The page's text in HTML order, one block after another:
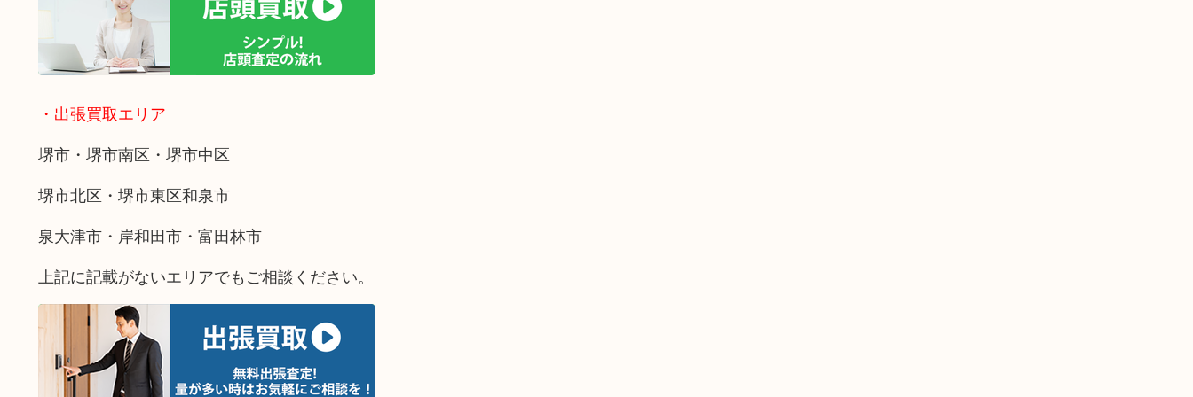
・出張買取エリア
堺市・堺市南区・堺市中区
堺市北区・堺市東区和泉市
泉大津市・岸和田市・富田林市
上記に記載がないエリアでもご相談ください。